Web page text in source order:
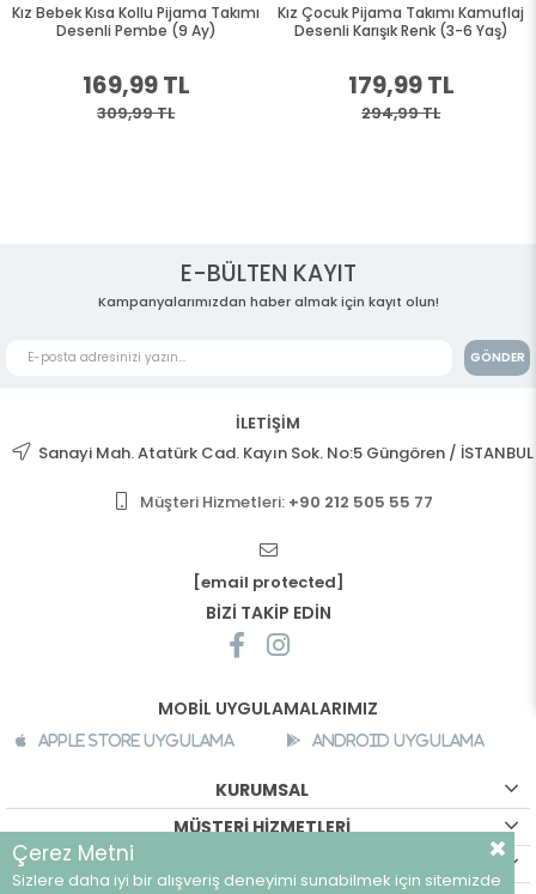
Kız Bebek Kısa Kollu Pijama Takımı
Desenli Pembe (9 Ay)
169,99 TL
309,99 TL
Kız Çocuk Pijama Takımı Kamuflaj
Desenli Karışık Renk (3-6 Yaş)
179,99 TL
294,99 TL
E-BÜLTEN KAYIT
Kampanyalarımızdan haber almak için kayıt olun!
GÖNDER
İLETİŞİM
Sanayi Mah. Atatürk Cad. Kayın Sok. No:5 Güngören / İSTANBUL
Müşteri Hizmetleri: +90 212 505 55 77
[email protected]
BİZİ TAKİP EDİN
MOBİL UYGULAMALARIMIZ
Apple Store Uygulama Android Uygulama
KURUMSAL
MÜŞTERİ HİZMETLERİ
Çerez Metni
Sizlere daha iyi bir alışveriş deneyimi sunabilmek için sitemizde